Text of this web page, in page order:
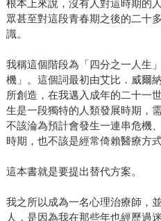
根本上來說，沒有人對這時期的
眾甚至對這段青春期之後的二十
識。
我稱這個階段為「四分之一人生
機」。這個詞最初由艾比．威爾
所創造，在我邁入成年的二十一
生是一段獨特的人類發展時期，
不該淪為預計會發生一連串危機
時期，也不該是經常倚賴醫療方
這本書就是要提出替代方案。
我之所以成為一名心理治療師，
人，是因為我在那些年也經歷過